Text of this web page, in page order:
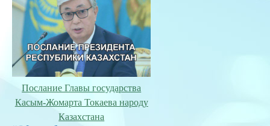
Послание Главы государства
Касым-Жомарта Токаева народу
Казахстана